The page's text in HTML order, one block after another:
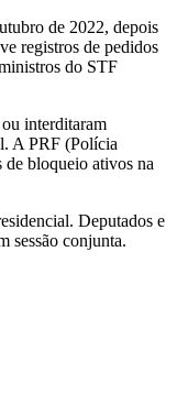
de 2022, depois
registros de pedidos
do STF
interditaram
A PRF (Polícia
bloqueio ativos na
Deputados e
sessão conjunta.